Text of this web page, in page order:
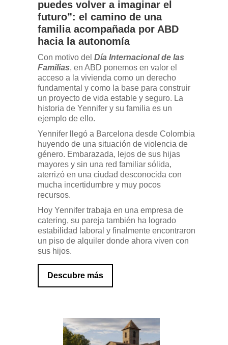
puedes volver a imaginar el
futuro”: el camino de una
familia acompañada por ABD
hacia la autonomía
Con motivo del Día Internacional de las
Familias, en ABD ponemos en valor el
acceso a la vivienda como un derecho
fundamental y como la base para construir
un proyecto de vida estable y seguro. La
historia de Yennifer y su familia es un
ejemplo de ello.
Yennifer llegó a Barcelona desde Colombia
huyendo de una situación de violencia de
género. Embarazada, lejos de sus hijas
mayores y sin una red familiar sólida,
aterrizó en una ciudad desconocida con
mucha incertidumbre y muy pocos
recursos.
Hoy Yennifer trabaja en una empresa de
catering, su pareja también ha logrado
estabilidad laboral y finalmente encontraron
un piso de alquiler donde ahora viven con
sus hijos.
Descubre más